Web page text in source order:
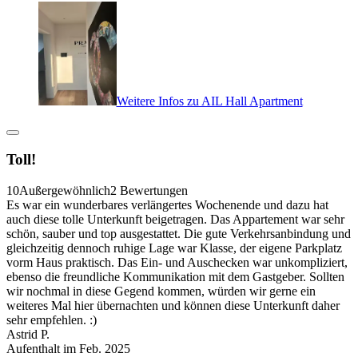
Weitere Infos zu AIL Hall Apartment
Toll!
10Außergewöhnlich2 Bewertungen
Es war ein wunderbares verlängertes Wochenende und dazu hat
auch diese tolle Unterkunft beigetragen. Das Appartement war sehr
schön, sauber und top ausgestattet. Die gute Verkehrsanbindung und
gleichzeitig dennoch ruhige Lage war Klasse, der eigene Parkplatz
vorm Haus praktisch. Das Ein- und Auschecken war unkompliziert,
ebenso die freundliche Kommunikation mit dem Gastgeber. Sollten
wir nochmal in diese Gegend kommen, würden wir gerne ein
weiteres Mal hier übernachten und können diese Unterkunft daher
sehr empfehlen. :)
Astrid P.
Aufenthalt im Feb. 2025